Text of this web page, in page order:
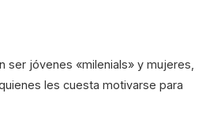
ser jóvenes «milenials» y mujeres,
les cuesta motivarse para